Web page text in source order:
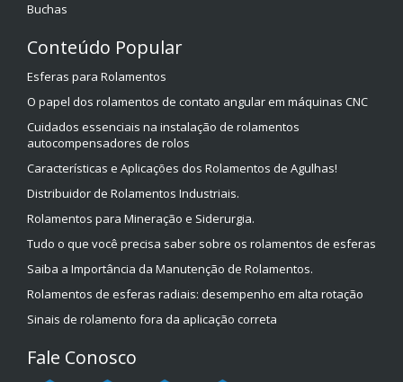
Buchas
Conteúdo Popular
Esferas para Rolamentos
O papel dos rolamentos de contato angular em máquinas CNC
Cuidados essenciais na instalação de rolamentos
autocompensadores de rolos
Características e Aplicações dos Rolamentos de Agulhas!
Distribuidor de Rolamentos Industriais.
Rolamentos para Mineração e Siderurgia.
Tudo o que você precisa saber sobre os rolamentos de esferas
Saiba a Importância da Manutenção de Rolamentos.
Rolamentos de esferas radiais: desempenho em alta rotação
Sinais de rolamento fora da aplicação correta
Fale Conosco